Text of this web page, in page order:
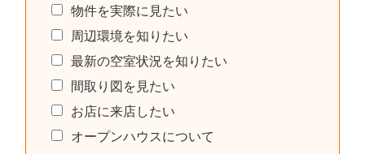
物件を実際に見たい
周辺環境を知りたい
最新の空室状況を知りたい
間取り図を見たい
お店に来店したい
オープンハウスについて